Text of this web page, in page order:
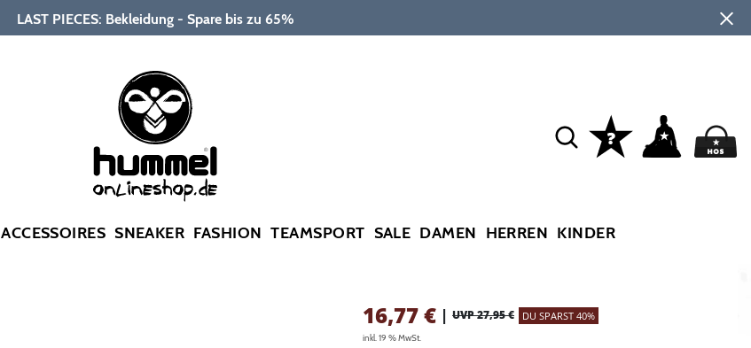
LAST PIECES: Bekleidung - Spare bis zu 65%
ACCESSOIRES SNEAKER FASHION TEAMSPORT SALE DAMEN HERREN KINDER
16,77€ | UVP 27,95 € DU SPARST 40%
inkl. 19 % MwSt.